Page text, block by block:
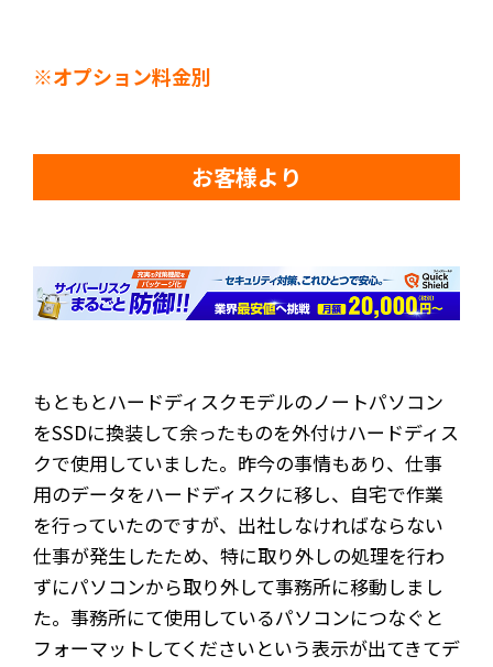
※オプション料金別
お客様より
もともとハードディスクモデルのノートパソコン
をSSDに換装して余ったものを外付けハードディス
クで使用していました。昨今の事情もあり、仕事
用のデータをハードディスクに移し、自宅で作業
を行っていたのですが、出社しなければならない
仕事が発生したため、特に取り外しの処理を行わ
ずにパソコンから取り外して事務所に移動しまし
た。事務所にて使用しているパソコンにつなぐと
フォーマットしてくださいという表示が出てきてデ